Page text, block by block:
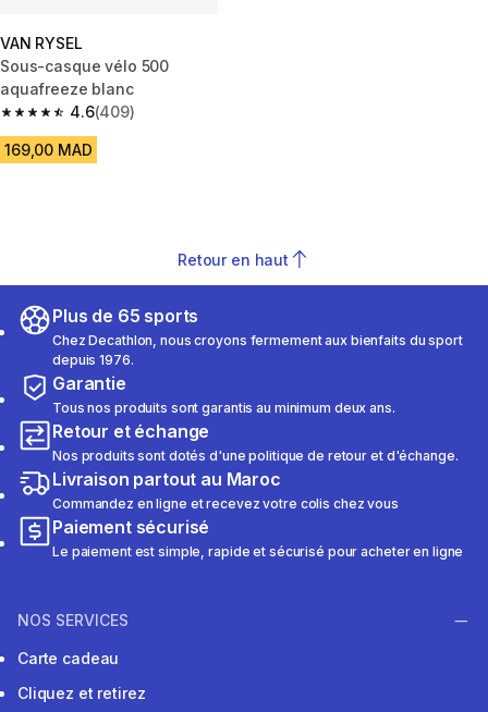
VAN RYSEL
Sous-casque vélo 500
aquafreeze blanc
4.6
4.6 out of 5 stars from 409 reviews
(409)
169,00 MAD
Retour en haut
Plus de 65 sports
Chez Decathlon, nous croyons fermement aux bienfaits du sport
depuis 1976.
Garantie
Tous nos produits sont garantis au minimum deux ans.
Retour et échange
Nos produits sont dotés d'une politique de retour et d'échange.
Livraison partout au Maroc
Commandez en ligne et recevez votre colis chez vous
Paiement sécurisé
Le paiement est simple, rapide et sécurisé pour acheter en ligne
NOS SERVICES
Carte cadeau
Cliquez et retirez